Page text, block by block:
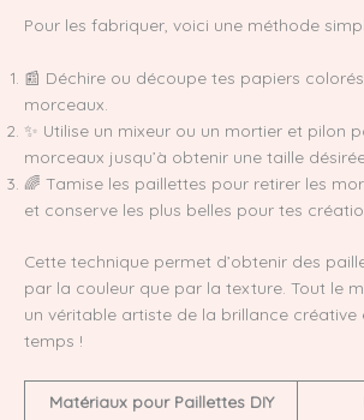
Pour les fabriquer, voici une méthode
📰 Déchire ou découpe tes papiers
morceaux.
✨ Utilise un mixeur ou un mortier et pilon
morceaux jusqu’à obtenir une taille
🌈 Tamise les paillettes pour retirer les
et conserve les plus belles pour tes
Cette technique permet d’obtenir des
par la couleur que par la texture. Tout le
un véritable artiste de la brillance créative
temps !
Matériaux pour Paillettes DIY